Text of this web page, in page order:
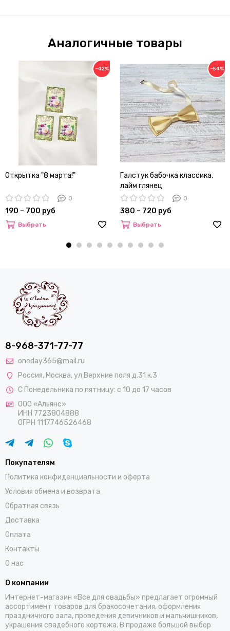
Аналогичные товары
−42%
Открытка "8 марта!"
0
190 – 700 руб
Выбрать
−54%
Галстук бабочка классика,
лайм глянец
0
380 – 720 руб
Выбрать
8-968-371-77-77
oneday365@mail.ru
Россия, Москва,ул Верхние поля д.31 к.3
С Понедельника по пятницу: с 10 до 17 часов
ООО «Альянс»
ИНН 7723804888
ОГРН 1117746526468
Покупателям
Политика конфиденциальности и оферта
Условия обмена и возврата
Обратная связь
Доставка
Оплата
Контакты
О нас
О компании
Интернет-магазин «Все для свадьбы» предлагает огромный
ассортимент товаров для бракосочетания, оформления
праздничного зала, проведения девичников и мальчишников,
украшения свадебного кортежа. В продаже большой выбор